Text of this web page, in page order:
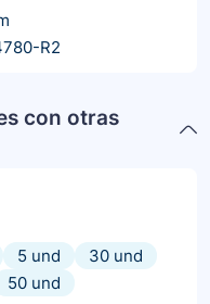
R2
con otras
5 und
30 und
50 und